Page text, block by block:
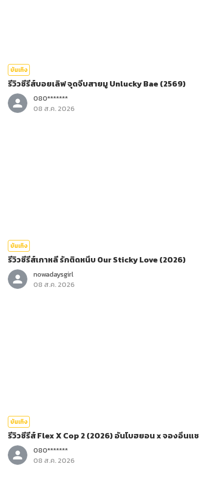
บันเทิง
รีวิวซีรีส์บอยเลิฟ จุดจีบสายมู Unlucky Bae (2569)
080*******
08 ส.ค. 2026
บันเทิง
รีวิวซีรีส์เกาหลี รักติดหนึบ Our Sticky Love (2026)
nowadaysgirl
08 ส.ค. 2026
บันเทิง
รีวิวซีรีส์ Flex X Cop 2 (2026) อันโบฮยอน x จองอึนแช
080*******
08 ส.ค. 2026